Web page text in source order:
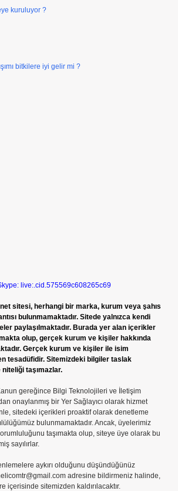
kuruluyor ?
bitkilere iyi gelir mi ?
live:.cid.575569c608265c69
sitesi, herhangi bir marka, kurum veya şahıs
bulunmamaktadır. Sitede yalnızca kendi
paylaşılmaktadır. Burada yer alan içerikler
olup, gerçek kurum ve kişiler hakkında
Gerçek kurum ve kişiler ile isim
tesadüfidir. Sitemizdeki bilgiler taslak
taşımazlar.
gereğince Bilgi Teknolojileri ve İletişim
onaylanmış bir Yer Sağlayıcı olarak hizmet
sitedeki içerikleri proaktif olarak denetleme
bulunmamaktadır. Ancak, üyelerimiz
taşımakta olup, siteye üye olarak bu
sayılırlar.
aykırı olduğunu düşündüğünüz
adresine bildirmeniz halinde,
içerisinde sitemizden kaldırılacaktır.